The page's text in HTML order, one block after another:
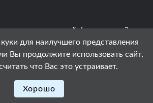
ленточный фундамент?
фундамент дома частями?
руками?
ANDERS NORÉN
для наилучшего представления
Вы продолжите использовать сайт,
что Вас это устраивает.
Хорошо